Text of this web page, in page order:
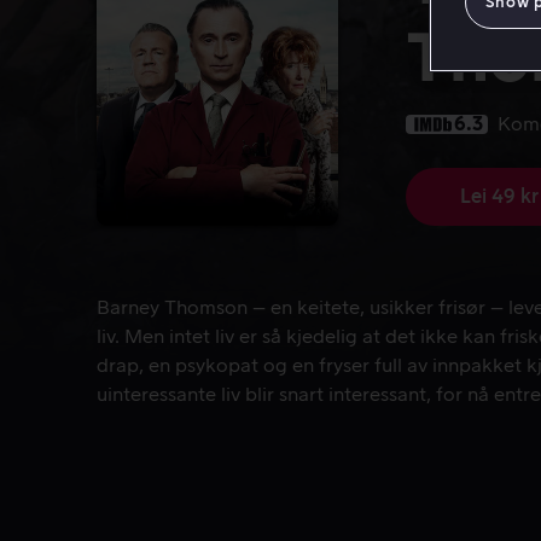
6.3
Lei 49 kr
Barney Thomson – en keitete, usikker frisør –
Barney Thomson – en keitete, usikker frisør –
liv. Men intet liv er så kjedelig at det ikke kan
drap, en psykopat og en fryser full av innpakket
uinteressante liv blir snart interessant, for nå